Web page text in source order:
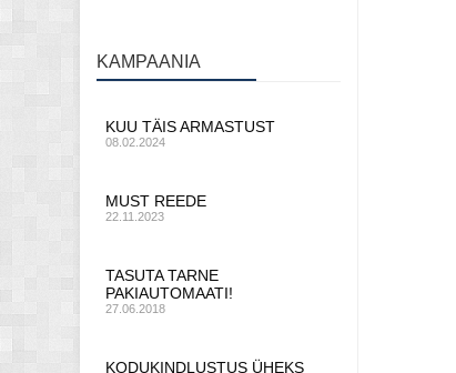
KAMPAANIA
KUU TÄIS ARMASTUST
08.02.2024
MUST REEDE
22.11.2023
TASUTA TARNE
PAKIAUTOMAATI!
27.06.2018
KODUKINDLUSTUS ÜHEKS